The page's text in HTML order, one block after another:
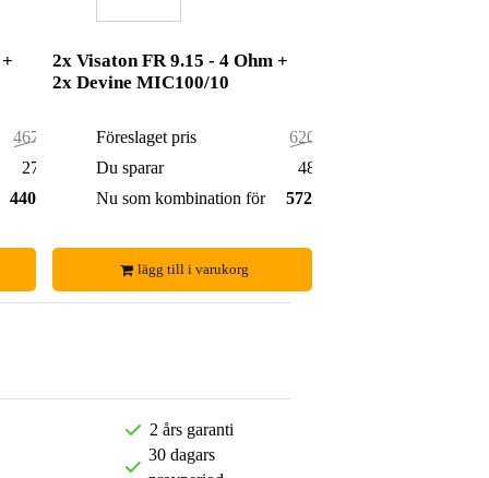
467,00 kr
27,00 kr
440,00 kr
2x Visaton FR 9.15 - 4 Ohm +
2x Devine MIC100/10
Föreslaget pris
620,00 kr
Du sparar
48,00 kr
Nu som kombination för
572,00 kr
lägg till i varukorg
2 års garanti
30 dagars